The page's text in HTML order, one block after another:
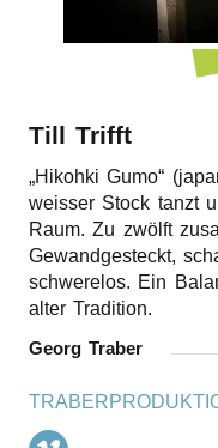
Till Trifft
„Hikohki Gumo“
weisser Stock tanzt
Raum. Zu zwölft
Gewandgesteckt,
schwerelos. Ein
alter Tradition.
Georg Traber